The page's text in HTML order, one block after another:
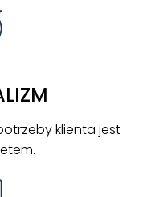
klienta jest